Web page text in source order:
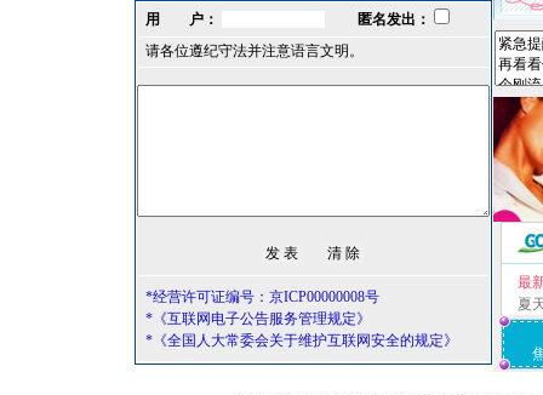
用 户：
匿名发出：
请各位遵纪守法并注意语言文明。
*经营许可证编号：京ICP00000008号
*《互联网电子公告服务管理规定》
*《全国人大常委会关于维护互联网安全的规定》
最
夏